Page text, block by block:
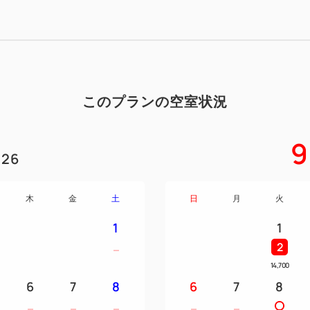
す。
2026年6月1日(月)～2026年9
※ただし、8月13日（木）～
※予算が上限に達した場合、
このプランの空室状況
木 金 土
1
6 7 8
9
日 月 火
1
2
14,700
6 7 8